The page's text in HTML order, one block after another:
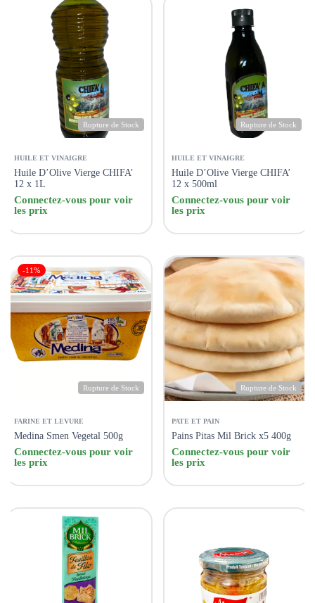
Rupture de Stock
HUILE ET VINAIGRE
Huile D’Olive Vierge CHIFA’
12 x 1L
Connectez-vous pour voir
les prix
Rupture de Stock
HUILE ET VINAIGRE
Huile D’Olive Vierge CHIFA’
12 x 500ml
Connectez-vous pour voir
les prix
-11%
Rupture de Stock
FARINE ET LEVURE
Medina Smen Vegetal 500g
Connectez-vous pour voir
les prix
Rupture de Stock
PATE ET PAIN
Pains Pitas Mil Brick x5 400g
Connectez-vous pour voir
les prix